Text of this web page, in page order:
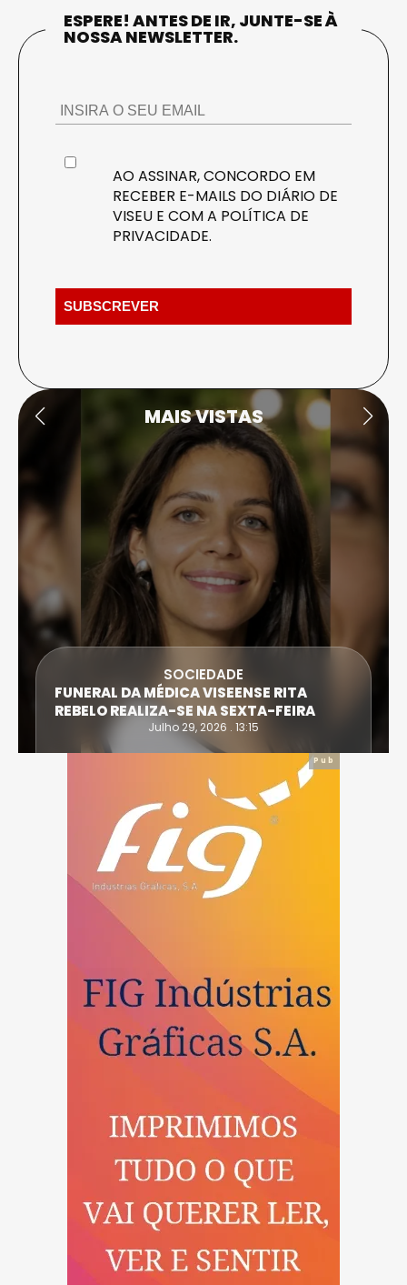
ESPERE! ANTES DE IR, JUNTE-SE À
NOSSA NEWSLETTER.
AO ASSINAR, CONCORDO EM
RECEBER E-MAILS DO DIÁRIO DE
VISEU E COM A POLÍTICA DE
PRIVACIDADE.
MAIS VISTAS
SOCIEDADE
FUNERAL DA MÉDICA VISEENSE RITA
REBELO REALIZA-SE NA SEXTA-FEIRA
Julho 29, 2026 . 13:15
Pub